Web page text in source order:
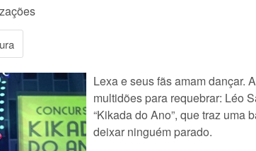
Lexa e seus fãs amam dançar.
multidões para requebrar: Léo
“Kikada do Ano”, que traz uma
deixar ninguém parado.